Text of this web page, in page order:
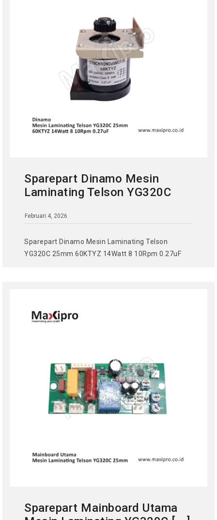
Sparepart Dinamo Mesin
Laminating Telson YG320C
Februari 4, 2026
Sparepart Dinamo Mesin Laminating Telson
YG320C 25mm 60KTYZ 14Watt 8 10Rpm 0.27uF
Sparepart Mainboard Utama